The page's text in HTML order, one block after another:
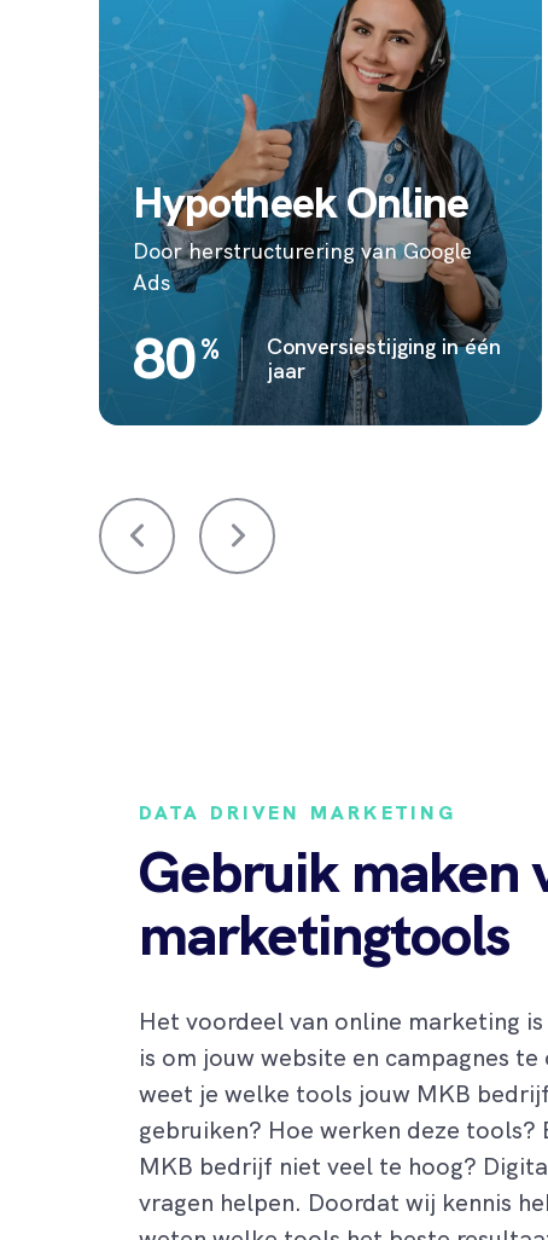
Hypotheek Online
Door herstructurering van Google
Ads
80%
Conversiestijging in één
jaar
DATA DRIVEN MARKETING
Gebruik maken
marketingtools
Het voordeel van online marketing
is om jouw website en campagnes
weet je welke tools jouw MKB
gebruiken? Hoe werken deze tools?
MKB bedrijf niet veel te hoog?
vragen helpen. Doordat wij kennis